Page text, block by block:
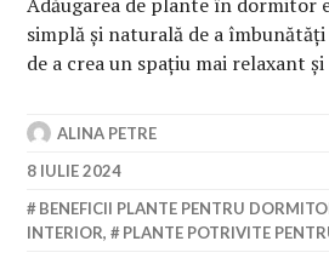
simplă și naturală de a
de a crea un spațiu mai relaxant
ALINA PETRE
8 IULIE 2024
BENEFICII PLANTE PENTRU
INTERIOR, PLANTE POTRIVITE